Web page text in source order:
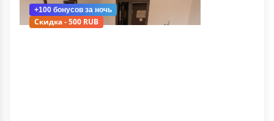
+100 бонусов за ночь
Скидка - 500 RUB